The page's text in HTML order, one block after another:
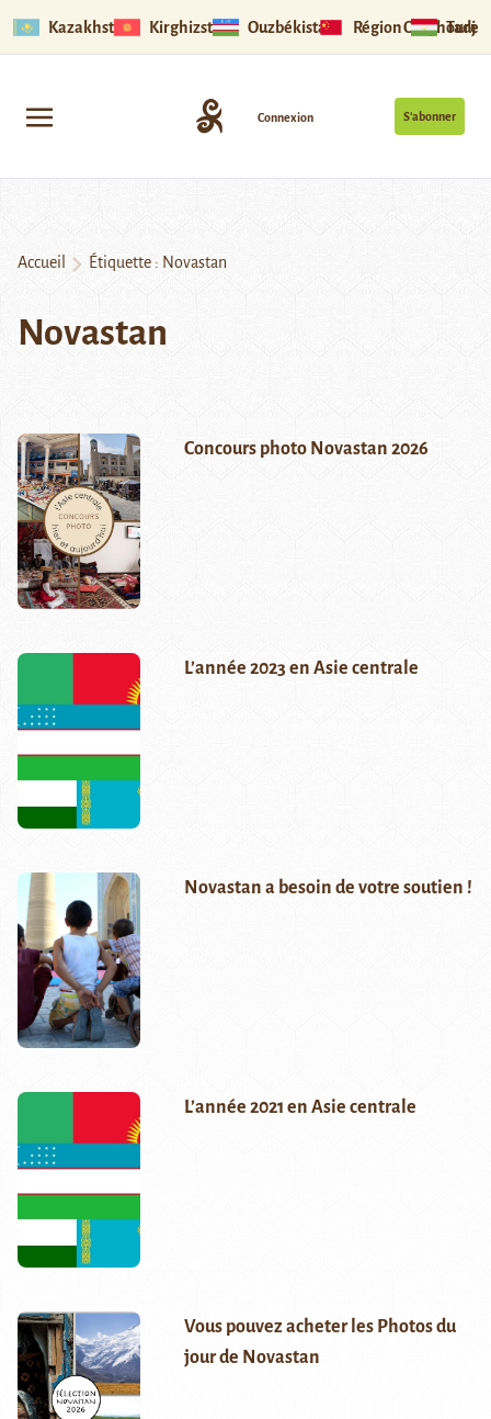
Kazakhstan Kirghizstan Ouzbékistan Région Ouïghoure
S’abonner
Connexion
Accueil Étiquette : Novastan
Novastan
Concours photo Novastan 2026
L’année 2023 en Asie centrale
Novastan a besoin de votre soutien !
L’année 2021 en Asie centrale
Vous pouvez acheter les Photos du
jour de Novastan